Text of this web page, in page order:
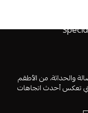
والحداثة، من الأطقم
التي تعكس أحدث اتجاهات